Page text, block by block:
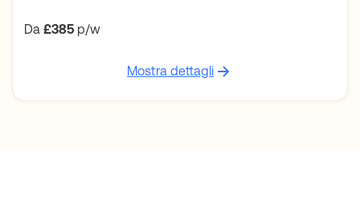
Da £385 p/w
Mostra dettagli